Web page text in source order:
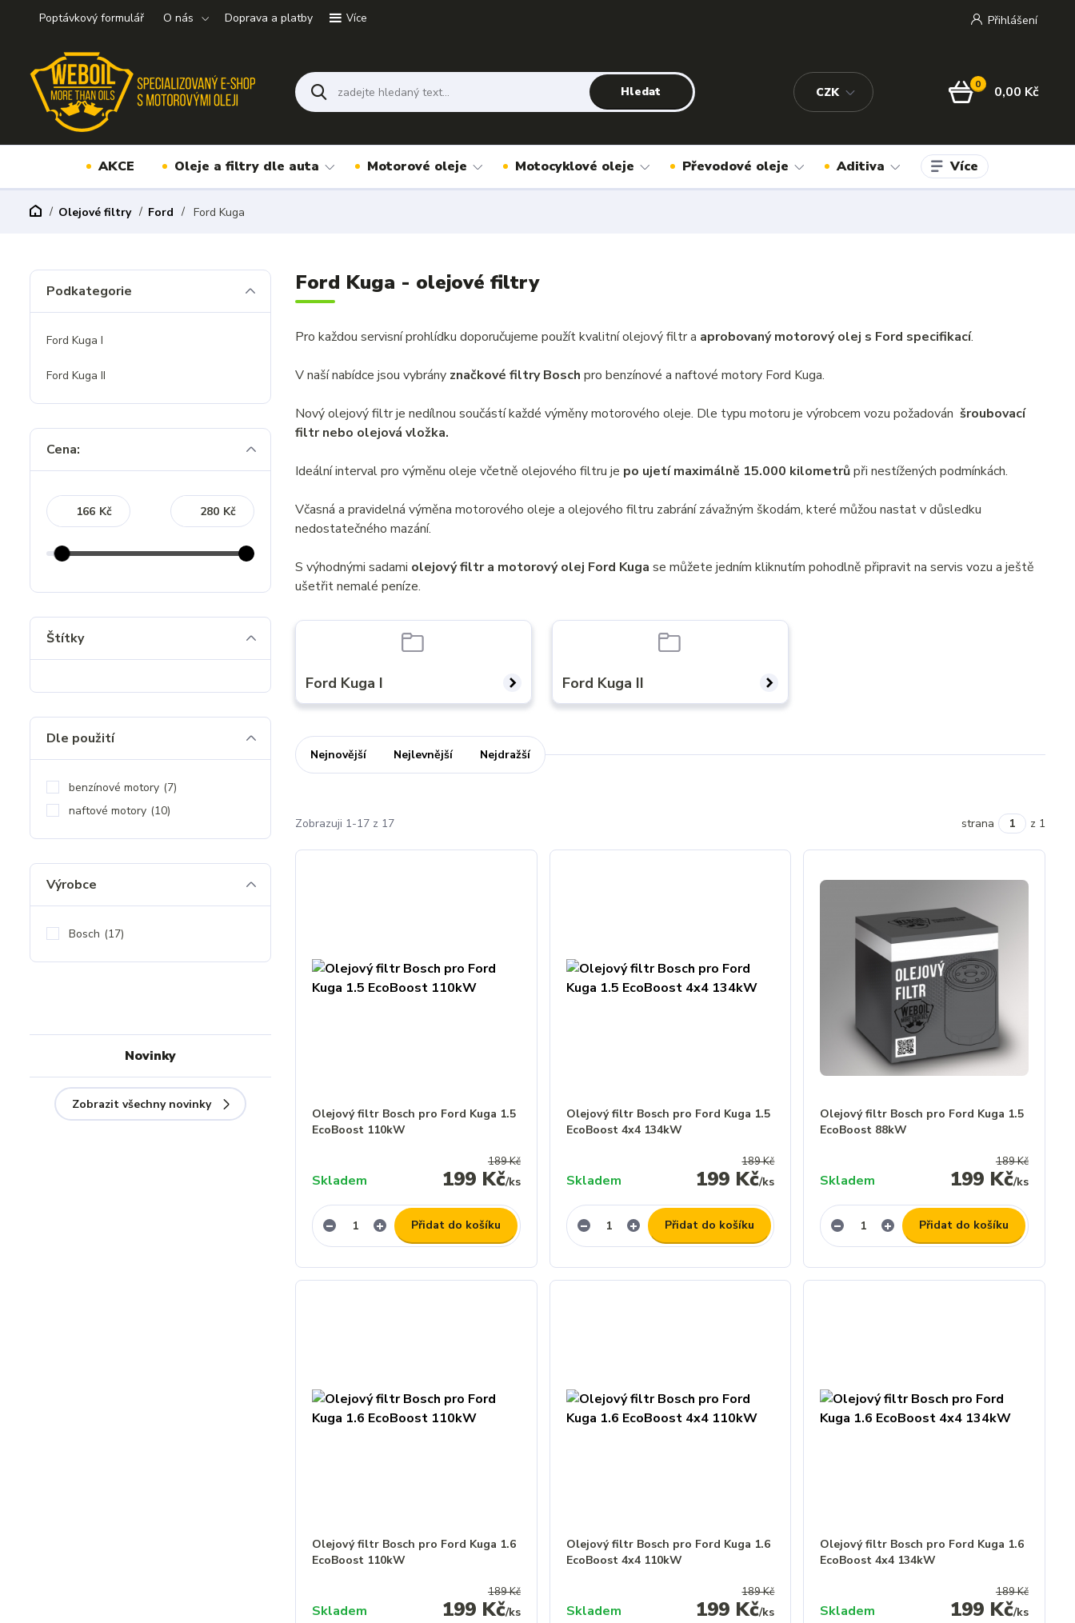
Poptávkový formulář O nás Doprava a platby Více
CZK
Přihlášení
Hledat 0 0,00 Kč
AKCE Oleje a filtry dle auta Motorové oleje Motocyklové oleje Převodové oleje Aditiva Více
Olejové filtry Ford Ford Kuga
Ford Kuga - olejové filtry
Pro každou servisní prohlídku doporučujeme použít kvalitní olejový filtr a aprobovaný motorový olej s Ford specifikací.
V naší nabídce jsou vybrány značkové filtry Bosch pro benzínové a naftové motory Ford Kuga.
Nový olejový filtr je nedílnou součástí každé výměny motorového oleje. Dle typu motoru je výrobcem vozu požadovánšroubovací
filtr nebo olejová vložka.
Ideální interval pro výměnu oleje včetně olejového filtru je po ujetí maximálně 15.000 kilometrůpři nestížených podmínkách.
Včasná a pravidelná výměna motorového oleje a olejového filtru zabrání závažným škodám, které můžou nastat v důsledku
nedostatečného mazání.
S výhodnými sadami olejový filtr a motorový olej Ford Kuga se můžete jedním kliknutím pohodlně připravit na servis vozu a ještě
ušetřit nemalé peníze.
Ford Kuga I Ford Kuga II
Nejnovější Nejlevnější Nejdražší
Zobrazuji 1-17 z 17 strana z 1
Olejový filtr Bosch pro Ford Kuga 1.5
EcoBoost 110kW
189 Kč
199 Kč/ks
Skladem
Přidat do košíku
Olejový filtr Bosch pro Ford Kuga 1.5
EcoBoost 4x4 134kW
189 Kč
199 Kč/ks
Skladem
Přidat do košíku
Olejový filtr Bosch pro Ford Kuga 1.5
EcoBoost 88kW
189 Kč
199 Kč/ks
Skladem
Přidat do košíku
Olejový filtr Bosch pro Ford Kuga 1.6
EcoBoost 110kW
189 Kč
199 Kč/ks
Skladem
Olejový filtr Bosch pro Ford Kuga 1.6
EcoBoost 4x4 110kW
189 Kč
199 Kč/ks
Skladem
Olejový filtr Bosch pro Ford Kuga 1.6
EcoBoost 4x4 134kW
189 Kč
199 Kč/ks
Skladem
Podkategorie
Ford Kuga I
Ford Kuga II
Cena:
Kč Kč
Štítky
Dle použití
benzínové motory (7)
naftové motory (10)
Výrobce
Bosch (17)
Novinky
Zobrazit všechny novinky